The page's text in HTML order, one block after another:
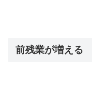
前残業が増える